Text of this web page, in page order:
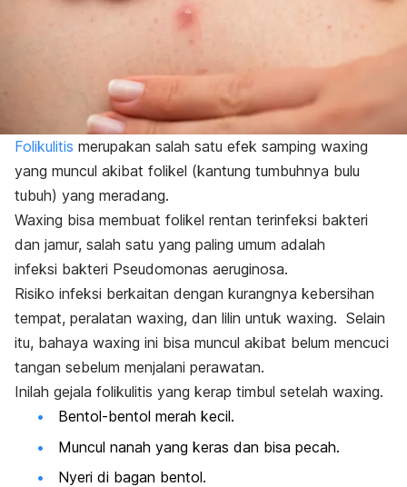
Folikulitis merupakan salah satu efek samping waxing
yang muncul akibat folikel (kantung tumbuhnya bulu
tubuh) yang meradang.
Waxing bisa membuat folikel rentan terinfeksi bakteri
dan jamur, salah satu yang paling umum adalah
infeksi bakteri Pseudomonas aeruginosa.
Risiko infeksi berkaitan dengan kurangnya kebersihan
tempat, peralatan waxing, dan lilin untuk waxing. Selain
itu, bahaya waxing ini bisa muncul akibat belum mencuci
tangan sebelum menjalani perawatan.
Inilah gejala folikulitis yang kerap timbul setelah waxing.
Bentol-bentol merah kecil.
Muncul nanah yang keras dan bisa pecah.
Nyeri di bagan bentol.